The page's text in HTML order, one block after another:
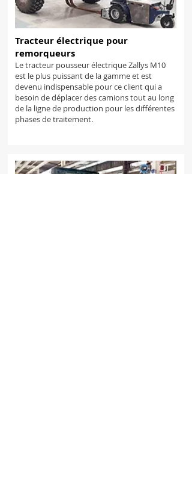
Tracteur électrique pour
remorqueurs
Le tracteur pousseur électrique Zallys M10
est le plus puissant de la gamme et est
devenu indispensable pour ce client qui a
besoin de déplacer des camions tout au long
de la ligne de production pour les différentes
phases de traitement.